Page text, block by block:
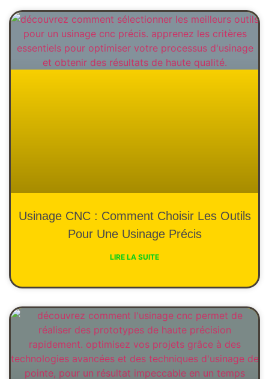
Usinage CNC : Comment Choisir Les Outils
Pour Une Usinage Précis
LIRE LA SUITE